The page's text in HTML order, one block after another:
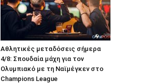
Αθλητικές μεταδόσεις σήμερα
4/8: Σπουδαία μάχη για τον
Ολυμπιακό με τη Ναϊμέγκεν στο
Champions League